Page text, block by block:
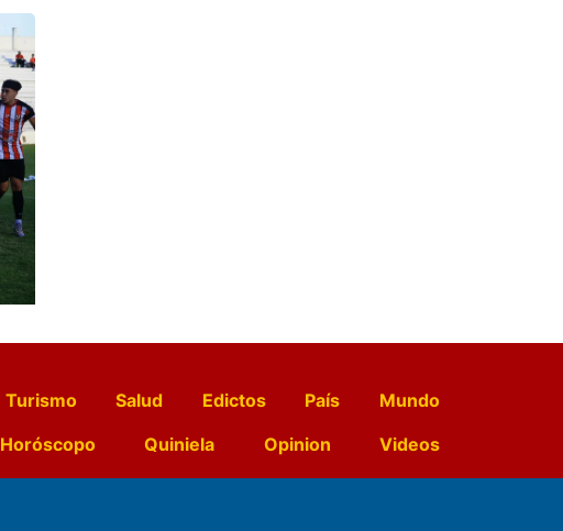
Turismo Salud Edictos País
Mundo
Horóscopo Quiniela Opinion
Videos